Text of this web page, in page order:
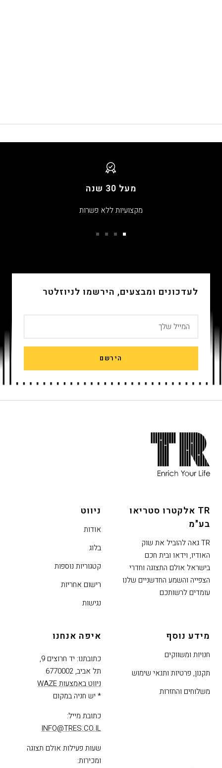
מעל 30 שנה
מקצועיות ללא פשרות
לעדכונים ומבצעים, הירשמו לניוזלטר
המייל שלך
הירשם
תחתית
האתר,
באפשרותך
ללחוץ
לדלג
לאזור
הבא
TR אלקטרו סטריאו
בע"מ
TR גאה להוביל את שוק
האודיו, וידאו ובית חכם
בישראל אולם התצוגה וחדרי
הצפייה והשמע החדשניים שלנו
עומדים לרשותכם
ניווט
אודות
בלוג
קטגוריות נוספות
רישום אחריות
נגישות
מידע נוסף
חנויות ומשווקים
תקנון, פרטיות ותנאי שימוש
משלוחים והחזרות
איפה אנחנו
כתובתנו: יד חרוצים 9,
תל אביב, 6770002
ניווט באמצעות WAZE
* יש חניה במקום
כתובת מייל:
INFO@TRES.CO.IL
שעות פעילות אולם תצוגה
ומכירות: